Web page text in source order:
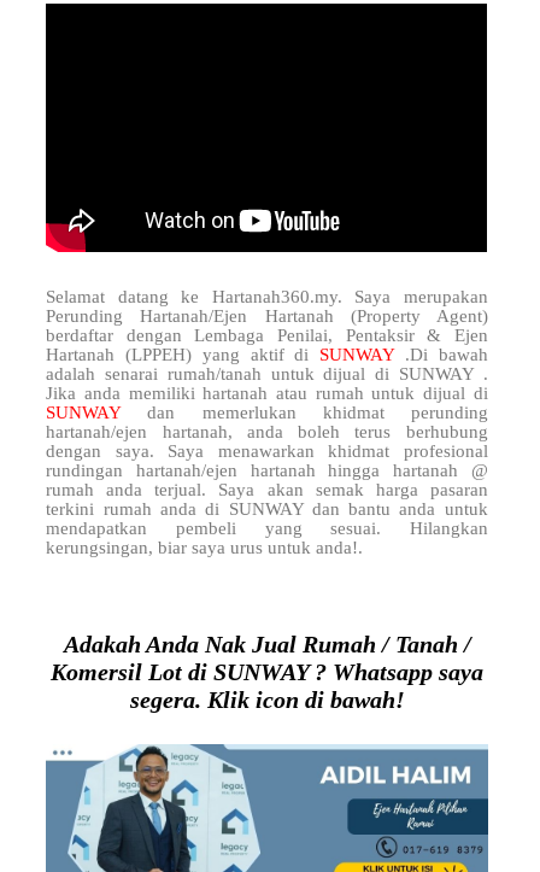
Selamat datang ke Hartanah360.my. Saya merupakan
Perunding Hartanah/Ejen Hartanah (Property Agent)
berdaftar dengan Lembaga Penilai, Pentaksir & Ejen
Hartanah (LPPEH) yang aktif di SUNWAY .Di bawah
adalah senarai rumah/tanah untuk dijual di SUNWAY .
Jika anda memiliki hartanah atau rumah untuk dijual di
SUNWAYdan memerlukan khidmat perunding
hartanah/ejen hartanah, anda boleh terus berhubung
dengan saya. Saya menawarkan khidmat profesional
rundingan hartanah/ejen hartanah hingga hartanah @
rumah anda terjual. Saya akan semak harga pasaran
terkini rumah anda di SUNWAY dan bantu anda untuk
mendapatkan pembeli yang sesuai. Hilangkan
kerungsingan, biar saya urus untuk anda!.
Adakah Anda Nak Jual Rumah / Tanah /
Komersil Lot di SUNWAY ? Whatsapp saya
segera. Klik icon di bawah!